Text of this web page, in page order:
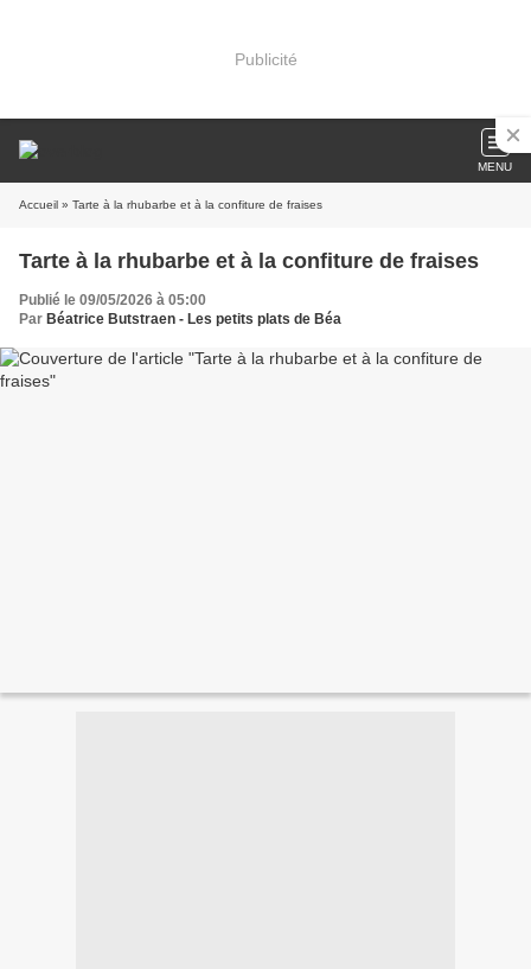
Publicité
MENU
Accueil » Tarte à la rhubarbe et à la confiture de fraises
Tarte à la rhubarbe et à la confiture de fraises
Publié le 09/05/2026 à 05:00
Par Béatrice Butstraen - Les petits plats de Béa